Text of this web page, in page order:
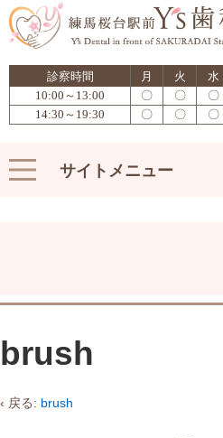
診察時間 月 火 水
10:00～13:00
〇 〇 〇
14:30～19:30
〇 〇 〇
サイトメニュー
brush
‹ 戻る: brush